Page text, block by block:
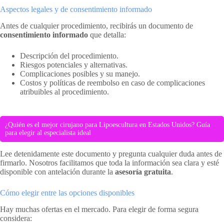
Aspectos legales y de consentimiento informado
Antes de cualquier procedimiento, recibirás un documento de
consentimiento informado que detalla:
Descripción del procedimiento.
Riesgos potenciales y alternativas.
Complicaciones posibles y su manejo.
Costos y políticas de reembolso en caso de complicaciones
atribuibles al procedimiento.
¿Quién es el mejor cirujano para Lipoescultura en Estados Unidos? Guía
para elegir al especialista ideal
Lee detenidamente este documento y pregunta cualquier duda antes de
firmarlo. Nosotros facilitamos que toda la información sea clara y esté
disponible con antelación durante la asesoría gratuita.
Cómo elegir entre las opciones disponibles
Hay muchas ofertas en el mercado. Para elegir de forma segura
considera: